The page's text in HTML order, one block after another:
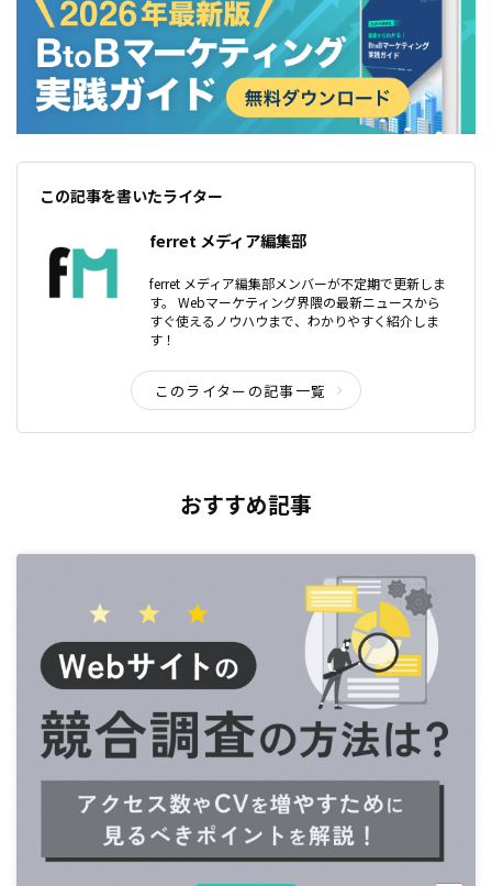
この記事を書いたライター
ferret メディア編集部
ferret メディア編集部メンバーが不定期で更新しま
す。 Webマーケティング界隈の最新ニュースから
すぐ使えるノウハウまで、わかりやすく紹介しま
す！
このライターの記事一覧
おすすめ記事